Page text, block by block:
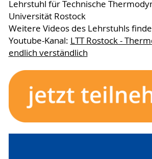
Lehrstuhl für Technische
Universität Rostock
Weitere Videos des Lehrstuhls
Youtube-Kanal: LTT Rostock -
endlich verständlich